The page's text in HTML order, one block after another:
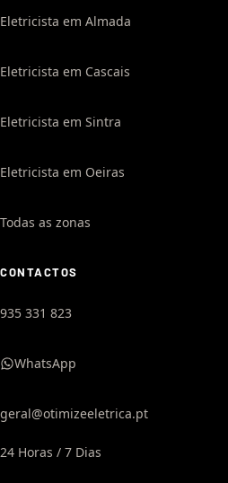
Eletricista em Almada
Eletricista em Cascais
Eletricista em Sintra
Eletricista em Oeiras
Todas as zonas
CONTACTOS
935 331 823
WhatsApp
geral@otimizeeletrica.pt
24 Horas / 7 Dias